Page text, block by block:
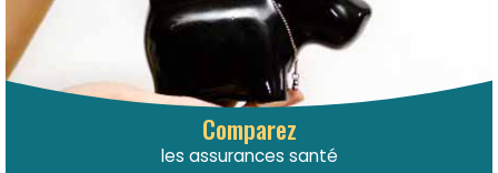
Comparez
les assurances santé